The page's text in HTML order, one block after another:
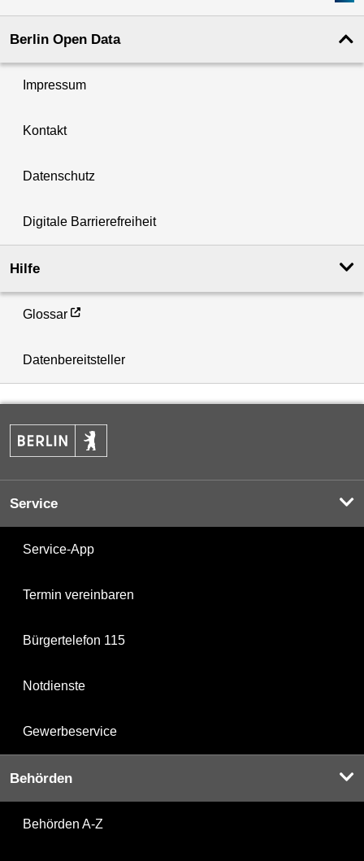
Berlin Open Data
Impressum
Kontakt
Datenschutz
Digitale Barrierefreiheit
Hilfe
Glossar
Datenbereitsteller
Service
Service-App
Termin vereinbaren
Bürgertelefon 115
Notdienste
Gewerbeservice
Behörden
Behörden A-Z